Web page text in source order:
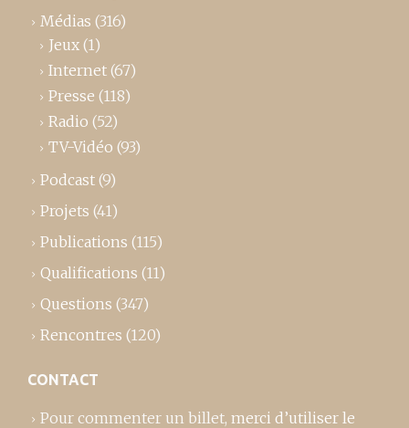
Médias (316)
Jeux (1)
Internet (67)
Presse (118)
Radio (52)
TV-Vidéo (93)
Podcast (9)
Projets (41)
Publications (115)
Qualifications (11)
Questions (347)
Rencontres (120)
CONTACT
Pour commenter un billet, merci d’utiliser le